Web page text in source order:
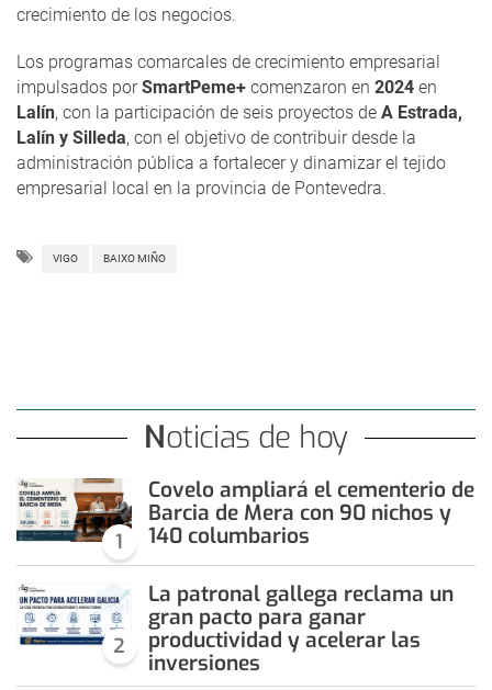
crecimiento de los negocios.
Los programas comarcales de crecimiento empresarial
impulsados porSmartPeme+ comenzaron en 2024 en
Lalín, con la participación de seis proyectos de A Estrada,
Lalín y Silleda, con el objetivo de contribuir desde la
administración pública a fortalecer y dinamizar el tejido
empresarial local en la provincia de Pontevedra.
VIGO BAIXO MIÑO
Noticias de hoy
1
Covelo ampliará el cementerio de
Barcia de Mera con 90 nichos y
140 columbarios
2
La patronal gallega reclama un
gran pacto para ganar
productividad y acelerar las
inversiones